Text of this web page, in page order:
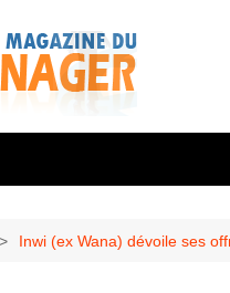
Inwi (ex Wana) dévoile ses